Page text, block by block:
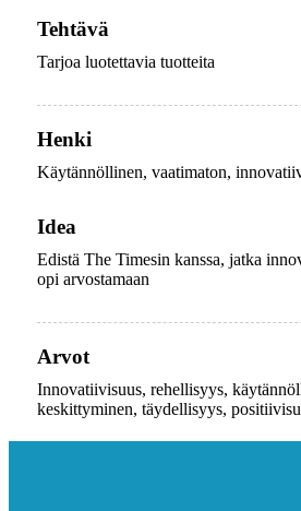
Tehtävä
Tarjoa luotettavia tuotteita
Henki
Käytännöllinen, vaatimaton,
Idea
Edistä The Timesin kanssa, jatka
opi arvostamaan
Arvot
Innovatiivisuus, rehellisyys,
keskittyminen, täydellisyys,